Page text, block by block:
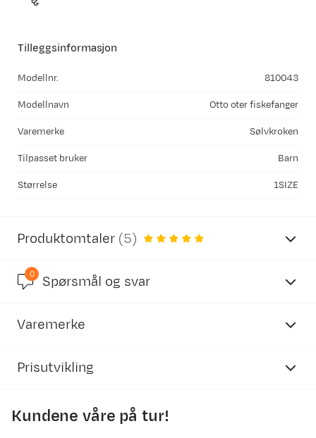
Tilleggsinformasjon
Modellnr. 810043
Modellnavn Otto oter fiskefanger
Varemerke Sølvkroken
Tilpasset bruker Barn
Størrelse 1SIZE
Produktomtaler (5)
5.0
Øyvind S
Bekreftet kjøper
0 Spørsmål og svar
Varemerke
Prisutvikling
Kundene våre på tur!